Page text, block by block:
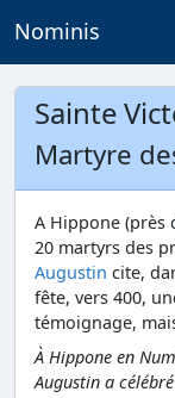
Nominis
Sainte
Martyre
A Hippone (près
20 martyrs des
Augustin cite,
fête, vers 400,
témoignage,
À Hippone en
Augustin a